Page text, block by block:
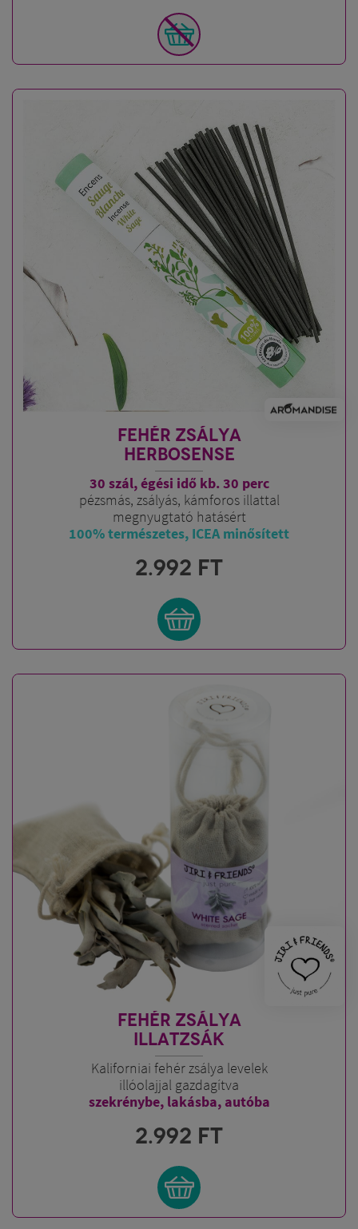
FEHÉR ZSÁLYA
HERBOSENSE
30 szál, égési idő kb. 30 perc
pézsmás, zsályás, kámforos illattal
megnyugtató hatásért
100% természetes, ICEA minősített
2.992 FT
FEHÉR ZSÁLYA
ILLATZSÁK
Kaliforniai fehér zsálya levelek
illóolajjal gazdagítva
szekrénybe, lakásba, autóba
2.992 FT